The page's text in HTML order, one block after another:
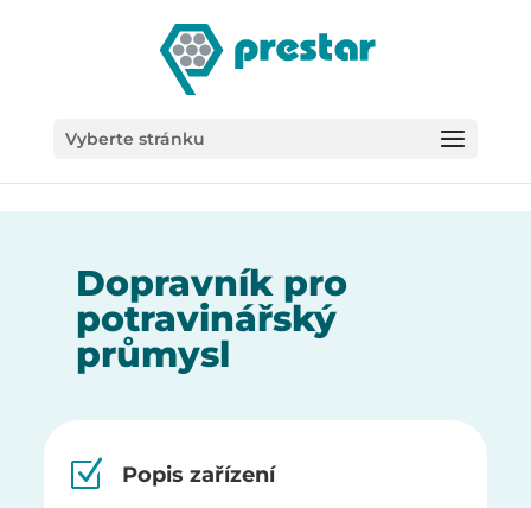
Vyberte stránku
Dopravník pro
potravinářský
průmysl
Z Popis zařízení